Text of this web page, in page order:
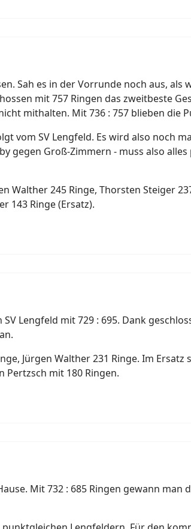
Sah es in der Vorrunde noch aus, als
mit 757 Ringen das zweitbeste
mithalten. Mit 736 : 757 blieben die
vom SV Lengfeld. Es wird also noch
gegen Groß-Zimmern - muss also alles
Walther 245 Ringe, Thorsten Steiger
143 Ringe (Ersatz).
Lengfeld mit 729 : 695. Dank
Jürgen Walther 231 Ringe. Im Ersatz
Pertzsch mit 180 Ringen.
Mit 732 : 685 Ringen gewann man